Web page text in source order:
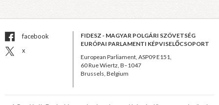
facebook
x
FIDESZ - MAGYAR POLGÁRI SZÖVETSÉG
EURÓPAI PARLAMENTI KÉPVISELŐCSOPORT
European Parliament, ASP09 E151,
60 Rue Wiertz, B–1047
Brussels, Belgium